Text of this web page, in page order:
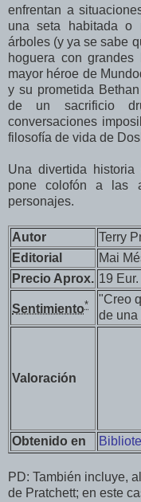
enfrentan a
una seta habitada o
árboles (y ya se sabe
hoguera con
mayor héroe de
y su prometida
de un sacrificio
conversaciones
filosofía de vida de
Una divertida
pone colofón a las
personajes.
Autor
Terry
Editorial
Mai
Precio Aprox. 19 Eur.
Sentimiento*
"Creo
de una
Valoración
Obtenido en
PD: También incluye,
de Pratchett; en este